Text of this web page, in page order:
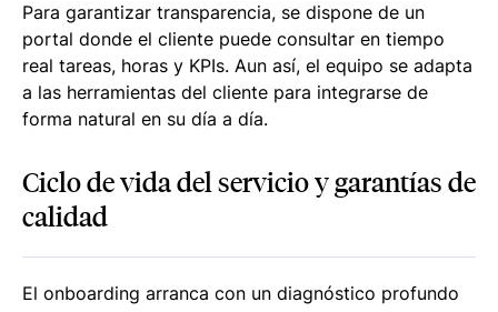
Para garantizar transparencia, se dispone de un
portal donde el cliente puede consultar en tiempo
real tareas, horas y KPIs. Aun así, el equipo se adapta
a las herramientas del cliente para integrarse de
forma natural en su día a día.
Ciclo de vida del servicio y garantías de
calidad
El onboarding arranca con un diagnóstico profundo